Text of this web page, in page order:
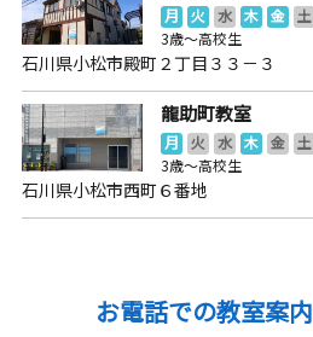
月 火 水 木 金 土
3歳～高校生
石川県小松市殿町２丁目３３－３
龍助町教室
月 火 水 木 金 土
3歳～高校生
石川県小松市西町６番地
お電話での教室案内